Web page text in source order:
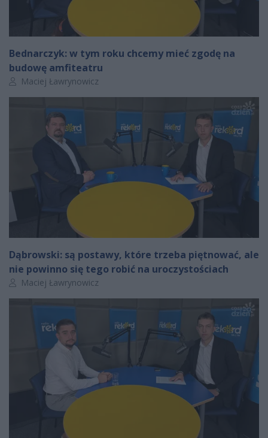
Bednarczyk: w tym roku chcemy mieć zgodę na
budowę amfiteatru
Autor artykułu:
Maciej Ławrynowicz
Dąbrowski: są postawy, które trzeba piętnować, ale
nie powinno się tego robić na uroczystościach
Autor artykułu:
Maciej Ławrynowicz